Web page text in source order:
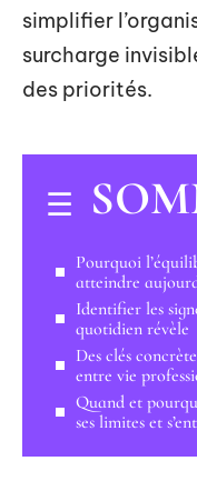
simplifier
surcharge
des priorités.
Pourquoi
atteindre
Identifier les
quotidien révèle
Des clés
entre vie
Quand et
ses limites et